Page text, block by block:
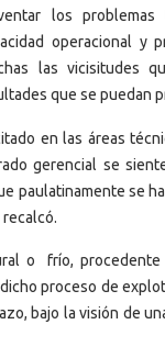
los
operacional y
las vicisitudes
que se puedan
en las áreas
gerencial se
paulatinamente se
o frío, procedente
proceso de
bajo la visión de